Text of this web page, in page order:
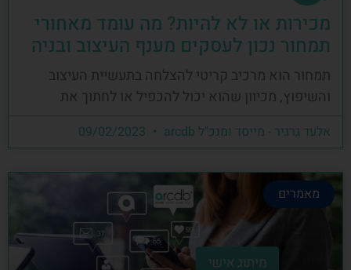
מכירות או לא להיות? מה עומד מאחורי
תמחור נכון לעסקים מענף העיצוב ובניה
תמחור הוא מרכיב קריטי להצלחה בתעשיית העיצוב
והשיפוץ, מכיוון שהוא יכול להכפיל או לחתוך את
אלעד גרגיר - מייסד ומנכ"ל arcdb
מאמרים